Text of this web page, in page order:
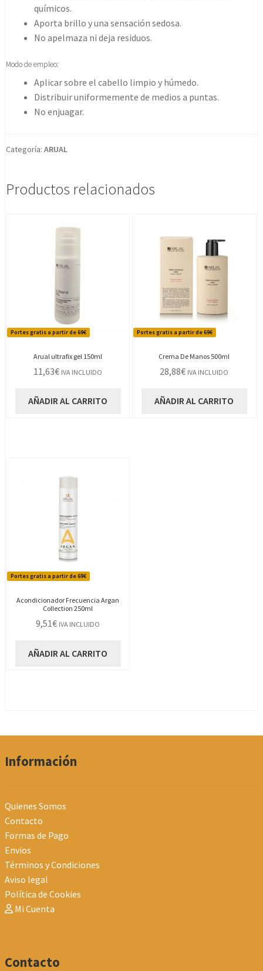
químicos.
Aporta brillo y una sensación sedosa.
No apelmaza ni deja residuos.
Modo de empleo:
Aplicar sobre el cabello limpio y húmedo.
Distribuir uniformemente de medios a puntas.
No enjuagar.
Categoría: ARUAL
Productos relacionados
Portes gratis a partir de 69€
Arual ultrafix gel 150ml
11,63€ IVA INCLUIDO
AÑADIR AL CARRITO
Portes gratis a partir de 69€
Crema De Manos 500ml
28,88€ IVA INCLUIDO
AÑADIR AL CARRITO
Portes gratis a partir de 69€
Acondicionador Frecuencia Argan
Collection 250ml
9,51€ IVA INCLUIDO
AÑADIR AL CARRITO
Información
Quienes Somos
Contacto
Formas de Pago
Envios
Términos y Condiciones
Aviso legal
Política de Cookies
Mi Cuenta
Contacto